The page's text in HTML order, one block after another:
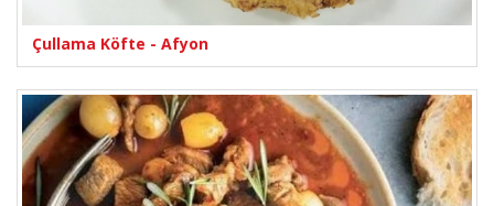
Çullama Köfte - Afyon